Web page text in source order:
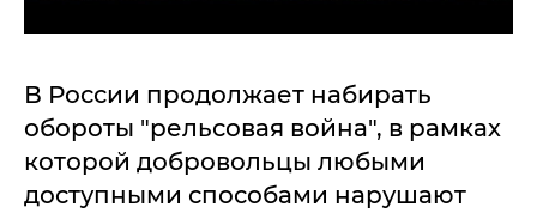
В России продолжает набирать
обороты "рельсовая война", в рамках
которой добровольцы любыми
доступными способами нарушают